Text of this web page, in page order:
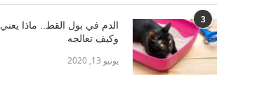
3
الدم في بول القط.. ماذا يعني
وكيف تعالجه
يونيو 13, 2020